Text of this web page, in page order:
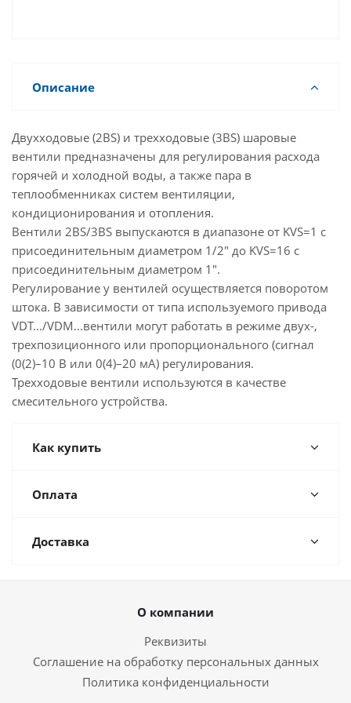
Описание
Двухходовые (2BS) и трехходовые (3BS) шаровые
вентили предназначены для регулирования расхода
горячей и холодной воды, а также пара в
теплообменниках систем вентиляции,
кондиционирования и отопления.
Вентили 2BS/3BS выпускаются в диапазоне от KVS=1 с
присоединительным диаметром 1/2" до KVS=16 с
присоединительным диаметром 1".
Регулирование у вентилей осуществляется поворотом
штока. В зависимости от типа используемого привода
VDT.../VDM...вентили могут работать в режиме двух-,
трехпозиционного или пропорционального (сигнал
(0(2)–10 В или 0(4)–20 мА) регулирования.
Трехходовые вентили используются в качестве
смесительного устройства.
Как купить
Оплата
Доставка
О компании
Реквизиты
Соглашение на обработку персональных данных
Политика конфиденциальности